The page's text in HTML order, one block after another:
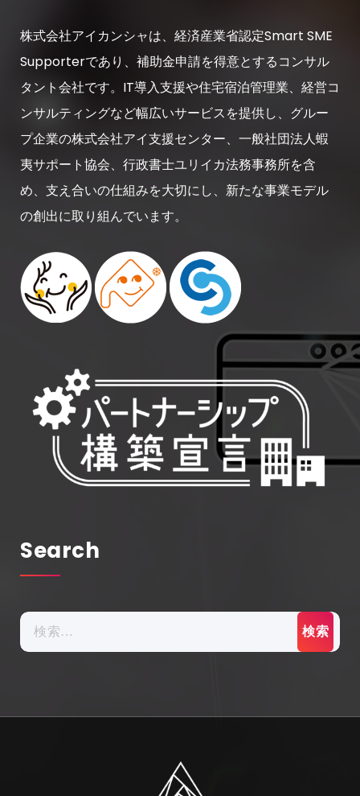
株式会社アイカンシャは、経済産業省認定Smart SME
Supporterであり、補助金申請を得意とするコンサル
タント会社です。IT導入支援や住宅宿泊管理業、経営コ
ンサルティングなど幅広いサービスを提供し、グルー
プ企業の株式会社アイ支援センター、一般社団法人蝦
夷サポート協会、行政書士ユリイカ法務事務所を含
め、支え合いの仕組みを大切にし、新たな事業モデル
の創出に取り組んでいます。
Search
検
索: